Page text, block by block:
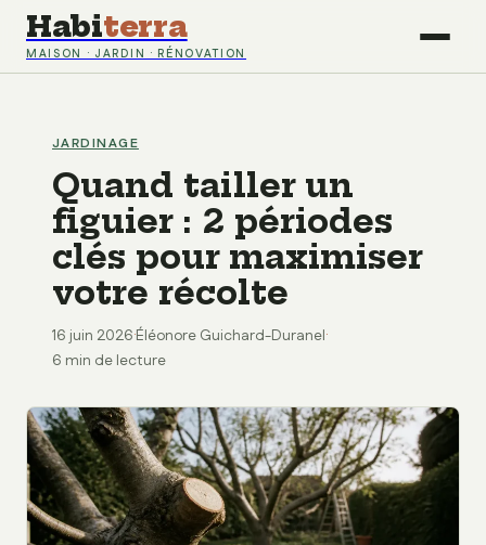
Habiterra
MAISON · JARDIN · RÉNOVATION
JARDINAGE
Quand tailler un
figuier : 2 périodes
clés pour maximiser
votre récolte
16 juin 2026·Éléonore Guichard-Duranel·
6 min de lecture